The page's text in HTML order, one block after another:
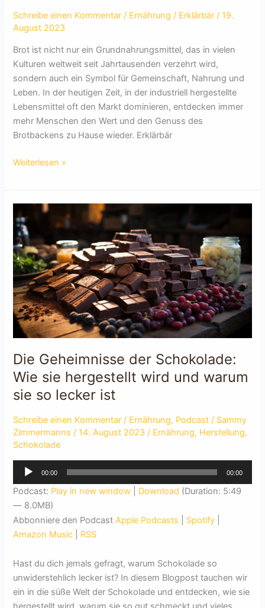
Schreibe einen Kommentar / Ernährung / Erklärbär/ 19.
August 2023
Brot ist nicht nur ein Grundnahrungsmittel, das in vielen
Kulturen weltweit seit Jahrtausenden verzehrt wird,
sondern auch ein Symbol für Gemeinschaft, Nahrung und
Leben. In der heutigen Zeit, in der industriell hergestellte
Lebensmittel oft den Markt dominieren, entdecken immer
mehr Menschen den Wert und den Genuss des
Brotbackens zu Hause wieder. Erklärbär
Brot
backen
–
Kosten,
Backzeit,
Anleitung
Weiterlesen »
Die Geheimnisse der Schokolade:
Wie sie hergestellt wird und warum
sie so lecker ist
Schreibe einen Kommentar / Ernährung, Podcast / Sammy
Zimmermanns/ 14. August 2023/ Ernährung, Herstellung,
Schokolade
Audio-
00:00 00:00
Podcast: Play in new window Download (Duration: 5:49
— 8.0MB)
Abbonniere den PodcastApple Podcasts Spotify
Amazon Music
RSS
Hast du dich jemals gefragt, warum Schokolade so
unwiderstehlich lecker ist? In diesem Blogpost tauchen wir
ein in die süße Welt der Schokolade und entdecken, wie sie